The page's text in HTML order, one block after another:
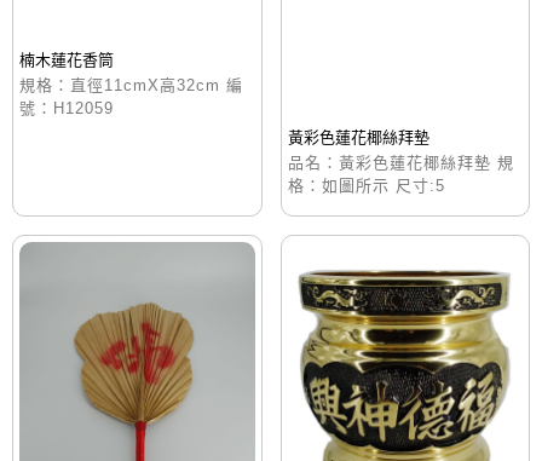
楠木蓮花香筒
規格：直徑11cmX高32cm 編
號：H12059
黃彩色蓮花椰絲拜墊
品名：黃彩色蓮花椰絲拜墊 規
格：如圖所示 尺寸:5